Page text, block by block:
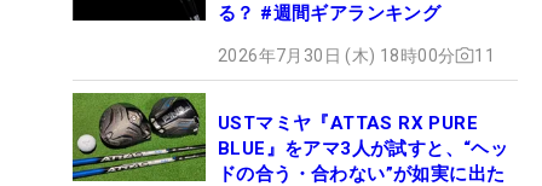
る？ #週間ギアランキング
2026年7月30日 (木) 18時00分 11
USTマミヤ『ATTAS RX PURE
BLUE』をアマ3人が試すと、“ヘッ
ドの合う・合わない”が如実に出た